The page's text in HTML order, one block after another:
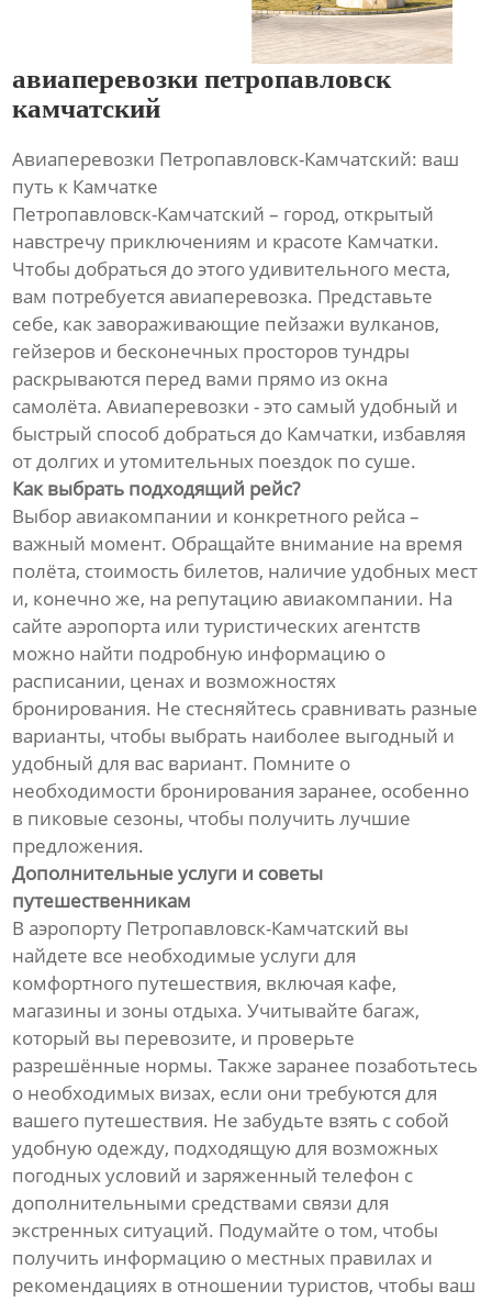
авиаперевозки петропавловск
камчатский
Авиаперевозки Петропавловск-Камчатский: ваш
путь к Камчатке
Петропавловск-Камчатский – город, открытый
навстречу приключениям и красоте Камчатки.
Чтобы добраться до этого удивительного места,
вам потребуется авиаперевозка. Представьте
себе, как завораживающие пейзажи вулканов,
гейзеров и бесконечных просторов тундры
раскрываются перед вами прямо из окна
самолёта. Авиаперевозки - это самый удобный и
быстрый способ добраться до Камчатки, избавляя
от долгих и утомительных поездок по суше.
Как выбрать подходящий рейс?
Выбор авиакомпании и конкретного рейса –
важный момент. Обращайте внимание на время
полёта, стоимость билетов, наличие удобных мест
и, конечно же, на репутацию авиакомпании. На
сайте аэропорта или туристических агентств
можно найти подробную информацию о
расписании, ценах и возможностях
бронирования. Не стесняйтесь сравнивать разные
варианты, чтобы выбрать наиболее выгодный и
удобный для вас вариант. Помните о
необходимости бронирования заранее, особенно
в пиковые сезоны, чтобы получить лучшие
предложения.
Дополнительные услуги и советы
путешественникам
В аэропорту Петропавловск-Камчатский вы
найдете все необходимые услуги для
комфортного путешествия, включая кафе,
магазины и зоны отдыха. Учитывайте багаж,
который вы перевозите, и проверьте
разрешённые нормы. Также заранее позаботьтесь
о необходимых визах, если они требуются для
вашего путешествия. Не забудьте взять с собой
удобную одежду, подходящую для возможных
погодных условий и заряженный телефон с
дополнительными средствами связи для
экстренных ситуаций. Подумайте о том, чтобы
получить информацию о местных правилах и
рекомендациях в отношении туристов, чтобы ваш